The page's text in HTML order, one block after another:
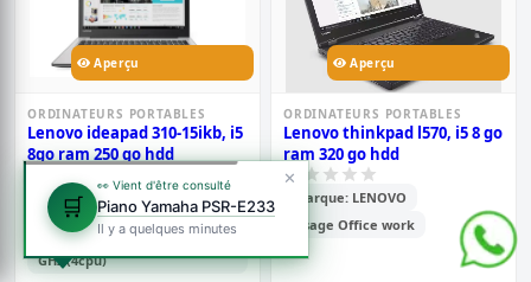
Aperçu
ORDINATEURS PORTABLES
Lenovo ideapad 310-15ikb, i5
8go ram 250 go hdd
Taille de l'ecran: 15 pouces
Processeur: Intel(R) Core(TM)
i5-7200U CPU @ 2,50 GHz 2,71
GHz (4cpu)
Aperçu
ORDINATEURS PORTABLES
Lenovo thinkpad l570, i5 8 go
ram 320 go hdd
Marque: LENOVO
Usage Office work
🛒
👀 Vient d'être consulté
Piano Yamaha PSR-E233
Il y a quelques minutes
✕